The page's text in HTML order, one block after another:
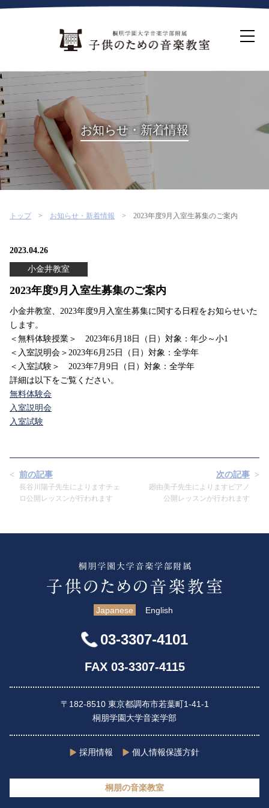
ホーム
生徒募集について
教室案内
コース紹介
概要・沿革
桐朋を選ぶ理由
インタビュー・コラム
イベント
よくある質問
お知らせ・新着情報
トップ お知らせ・新着情報 2023年度9月入室生募集のご案内
2023.04.26
小金井教室
2023年度9月入室生募集のご案内
小金井教室、2023年度9月入室生募集に関する日程をお知らせいた
します。
＜無料体験授業＞ 2023年6月18日（日）対象：年少～小1
＜入室説明会＞2023年6月25日（日）対象：全学年
＜入室試験＞ 2023年7月9日（日）対象：全学年
詳細は以下をご覧ください。
無料体験会
入室説明会
入室試験
前の記事
長谷川陽子先生によりますチェ
ロ公開レッスンが行われます
次の記事
廻由美子先生によりますピアノ
公開レッスンが行われます
Japanese English
03-3307-4101
FAX 03-3307-4115
〒182-8510 東京都調布市若葉町1-41-1
桐朋学園大学音楽学部
採用情報 個人情報保護方針
桐朋の音楽教室